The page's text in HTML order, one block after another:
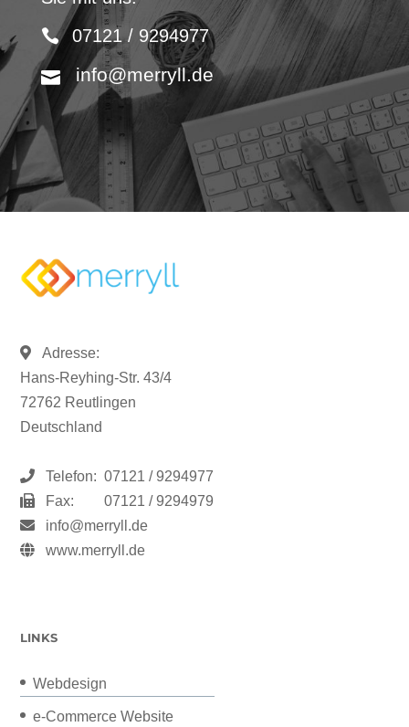
07121 / 9294977
info@merryll.de
Adresse:
Hans-Reyhing-Str. 43/4
72762 Reutlingen
Deutschland
Telefon: 07121 / 9294977
Fax:
07121 / 9294979
info@merryll.de
www.merryll.de
LINKS
Webdesign
e-Commerce Website